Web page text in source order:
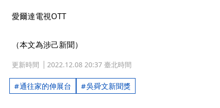
愛爾達電視OTT
（本文為涉己新聞）
更新時間 2022.12.08 20:37 臺北時間
通往家的伸展台 吳舜文新聞獎